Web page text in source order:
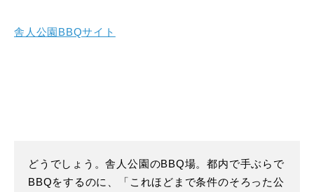
舎人公園BBQサイト
どうでしょう。舎人公園のBBQ場。都内で手ぶらで
BBQをするのに、「これほどまで条件のそろった公